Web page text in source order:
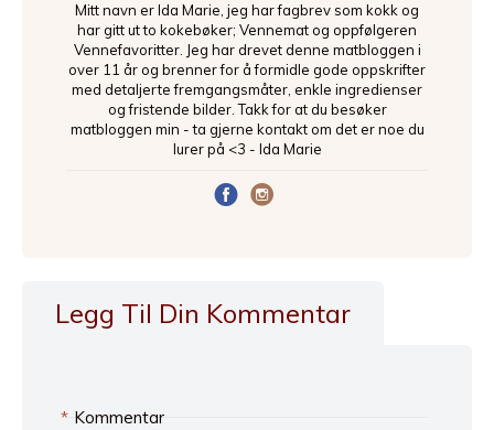
Mitt navn er Ida Marie, jeg har fagbrev som kokk og
har gitt ut to kokebøker; Vennemat og oppfølgeren
Vennefavoritter. Jeg har drevet denne matbloggen i
over 11 år og brenner for å formidle gode oppskrifter
med detaljerte fremgangsmåter, enkle ingredienser
og fristende bilder. Takk for at du besøker
matbloggen min - ta gjerne kontakt om det er noe du
lurer på <3 - Ida Marie
Legg Til Din Kommentar
Kommentar
*